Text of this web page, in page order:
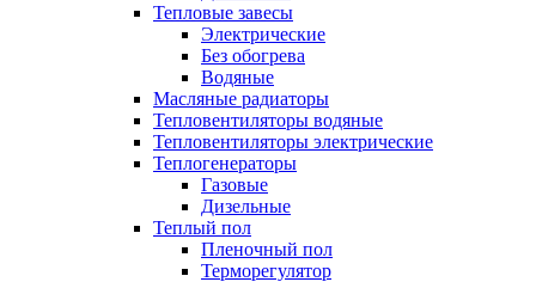
Тепловые завесы
Электрические
Без обогрева
Водяные
Масляные радиаторы
Тепловентиляторы водяные
Тепловентиляторы электрические
Теплогенераторы
Газовые
Дизельные
Теплый пол
Пленочный пол
Терморегулятор